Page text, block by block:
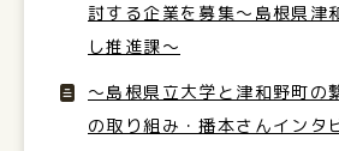
討する企業を募集〜島根県津
し推進課〜
～島根県立大学と津和野町の
の取り組み・播本さんインタ